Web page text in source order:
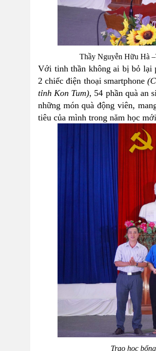
Thầy Nguyễn Hữu Hà
Với tinh thần không ai bị bỏ lại
2 chiếc điện thoại smartphone (
tỉnh Kon Tum), 54 phần quà an
những món quà động viên,
tiêu của mình trong năm học
Trao học